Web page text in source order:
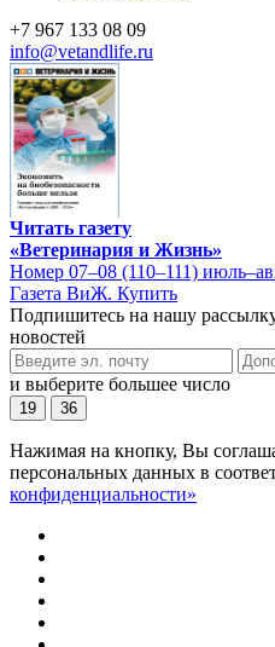
+7 967 133 08 09
info@vetandlife.ru
Читать газету
«Ветеринария и Жизнь»
Номер 07–08 (110–111)
Газета ВиЖ. Купить
Подпишитесь на нашу рассылку
новостей
и выберите большее число
19 36
Нажимая на кнопку, Вы
персональных данных в
конфиденциальности»